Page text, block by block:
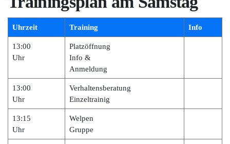
Uhrzeit Training Info
13:00
Uhr
Platzöffnung
Info &
Anmeldung
13:00
Uhr
Verhaltensberatung
Einzeltrainig
13:15
Uhr
Welpen
Gruppe